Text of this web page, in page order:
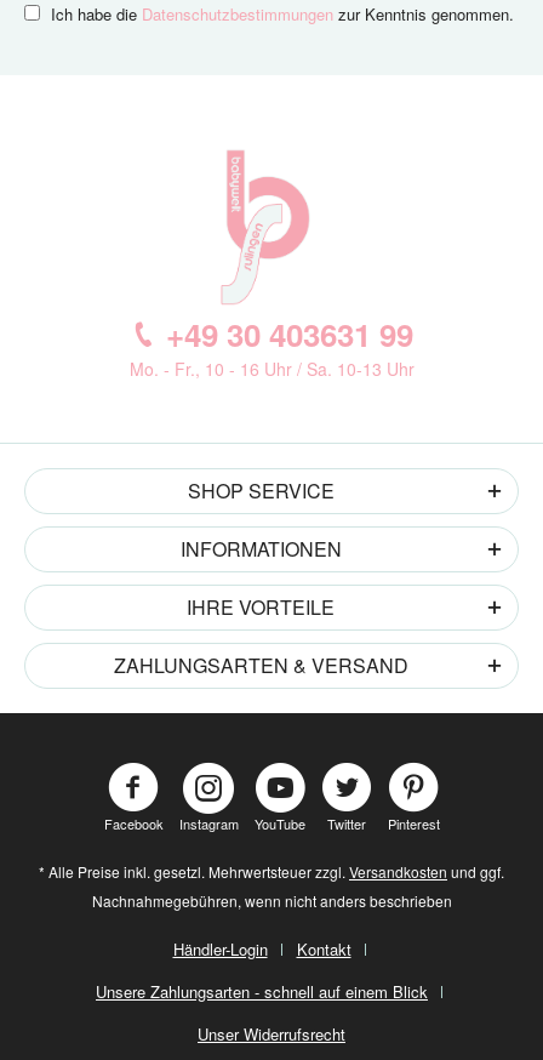
Ich habe die Datenschutzbestimmungen zur Kenntnis genommen.
+49 30 403631 99
Mo. - Fr., 10 - 16 Uhr / Sa. 10-13 Uhr
SHOP SERVICE
INFORMATIONEN
IHRE VORTEILE
ZAHLUNGSARTEN & VERSAND
Facebook Instagram YouTube Twitter Pinterest
* Alle Preise inkl. gesetzl. Mehrwertsteuer zzgl. Versandkosten und ggf.
Nachnahmegebühren, wenn nicht anders beschrieben
Händler-Login
Kontakt
Unsere Zahlungsarten - schnell auf einem Blick
Unser Widerrufsrecht